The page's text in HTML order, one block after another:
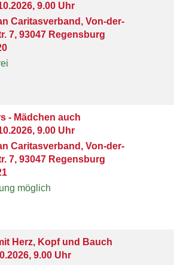
9.00 Uhr
Caritasverband, Von-der-
7, 93047 Regensburg
- Mädchen auch
9.00 Uhr
Caritasverband, Von-der-
7, 93047 Regensburg
möglich
Herz, Kopf und Bauch
9.00 Uhr